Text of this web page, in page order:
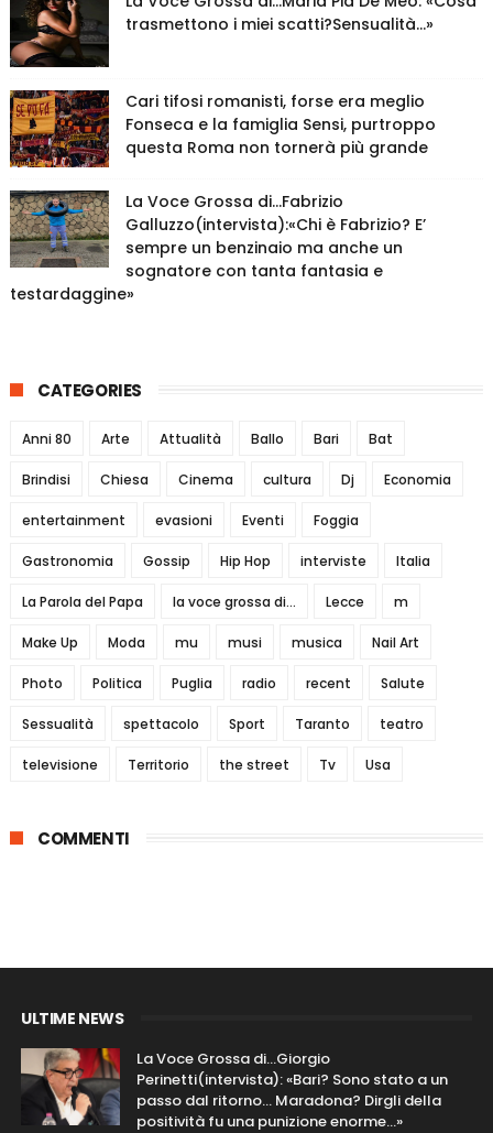
trasmettono i miei scatti?Sensualità…»
Cari tifosi romanisti, forse era meglio
Fonseca e la famiglia Sensi, purtroppo
questa Roma non tornerà più grande
La Voce Grossa di…Fabrizio
Galluzzo(intervista):«Chi è Fabrizio? E’
sempre un benzinaio ma anche un
sognatore con tanta fantasia e
testardaggine»
CATEGORIES
Anni 80 Arte Attualità Ballo Bari Bat
Brindisi Chiesa Cinema cultura Dj Economia
entertainment evasioni Eventi Foggia
Gastronomia Gossip Hip Hop interviste Italia
La Parola del Papa la voce grossa di... Lecce m
Make Up Moda mu musi musica Nail Art
Photo Politica Puglia radio recent Salute
Sessualità spettacolo Sport Taranto teatro
televisione Territorio the street Tv Usa
COMMENTI
ULTIME NEWS
La Voce Grossa di…Giorgio
Perinetti(intervista): «Bari? Sono stato a un
passo dal ritorno... Maradona? Dirgli della
positività fu una punizione enorme…»